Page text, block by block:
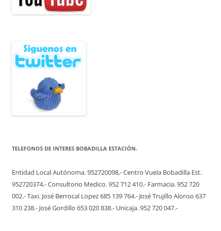
TELEFONOS DE INTERES BOBADILLA ESTACIÓN.
Entidad Local Autónoma. 952720098,- Centro Vuela Bobadilla Est.
952720374.- Consultorio Medico. 952 712 410.- Farmacia. 952 720
002.- Taxi. José Berrocal Lopez 685 139 764.- José Trujillo Alonso 637
310 238.- José Gordillo 653 020 838.- Unicaja. 952 720 047.-